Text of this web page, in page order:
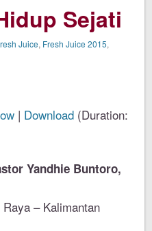
Sejati
Juice, Fresh Juice 2015,
| Download (Duration:
Yandhie Buntoro,
– Kalimantan